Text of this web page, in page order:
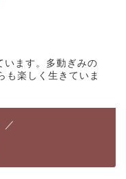
います。多動ぎみの
も楽しく生きていま